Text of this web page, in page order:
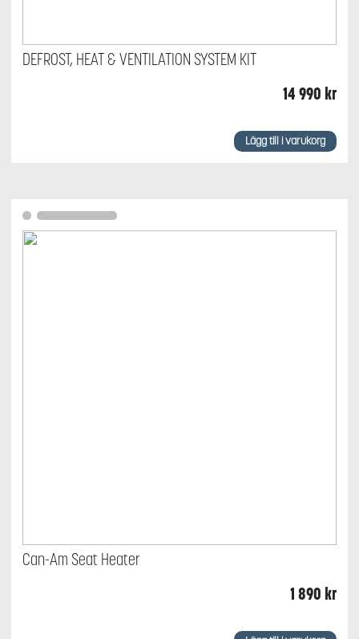
DEFROST, HEAT & VENTILATION SYSTEM KIT
14 990 kr
Lägg till i varukorg
Can-Am Seat Heater
1 890 kr